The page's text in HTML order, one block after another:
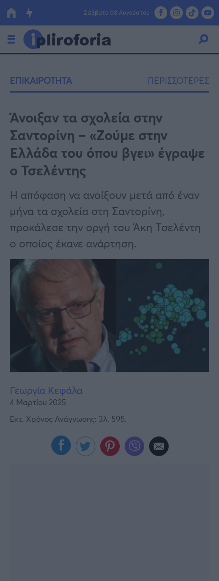
Σάββατο 08 Αυγούστου
Οικονομία
Πολιτική
Τράπεζες
Επιδοτήσεις
Κόσμος
Lifestyle
Αθλητικά
Υγεία
Γυναίκα
Καιρός
ΕΠΙΚΑΙΡΟΤΗΤΑ ΠΕΡΙΣΣΟΤΕΡΕΣ
Άνοιξαν τα σχολεία στην
Σαντορίνη – «Ζούμε στην
Ελλάδα του όπου βγει» έγραψε
ο Τσελέντης
Η απόφαση να ανοίξουν μετά από έναν
μήνα τα σχολεία στη Σαντορίνη,
προκάλεσε την οργή του Άκη Τσελέντη
ο οποίος έκανε ανάρτηση.
Γεωργία Κεφάλα
4 Μαρτίου 2025
Εκτ. Χρόνος Ανάγνωσης: 3λ. 59δ.